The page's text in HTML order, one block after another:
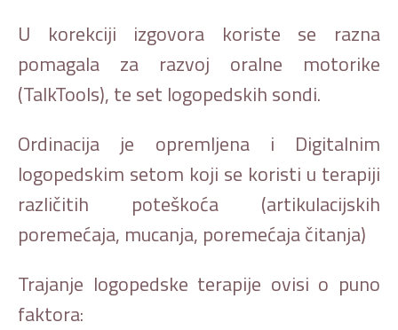
U korekciji izgovora koriste se razna
pomagala za razvoj oralne motorike
(TalkTools), te set logopedskih sondi.
Ordinacija je opremljena i Digitalnim
logopedskim setom koji se koristi u terapiji
različitih poteškoća (artikulacijskih
poremećaja, mucanja, poremećaja čitanja)
Trajanje logopedske terapije ovisi o puno
faktora: